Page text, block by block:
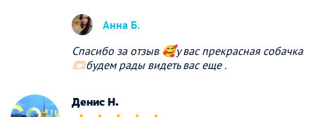
Анна Б.
Спасибо за отзыв 🥰у вас прекрасная собачка
🫶🏻будем рады видеть вас еще .
Денис Н.